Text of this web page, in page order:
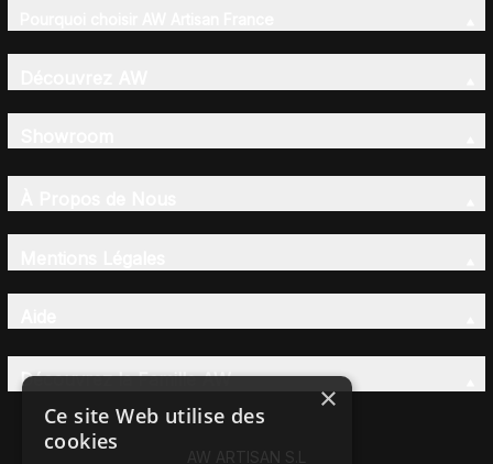
Découvrez la Famille AW
AW ARTISAN S.L
×
Ce site Web utilise des
cookies